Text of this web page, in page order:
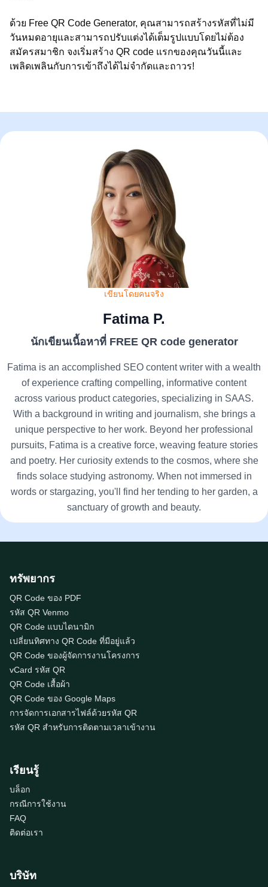
ด้วย Free QR Code Generator, คุณสามารถสร้างรหัสที่ไม่มี
วันหมดอายุและสามารถปรับแต่งได้เต็มรูปแบบโดยไม่ต้อง
สมัครสมาชิก จงเริ่มสร้าง QR code แรกของคุณวันนี้และ
เพลิดเพลินกับการเข้าถึงได้ไม่จำกัดและถาวร!
เขียนโดยคนจริง
Fatima P.
นักเขียนเนื้อหาที่ FREE QR code generator
Fatima is an accomplished SEO content writer with a wealth
of experience crafting compelling, informative content
across various product categories, specializing in SAAS.
With a background in writing and journalism, she brings a
unique perspective to her work. Beyond her professional
pursuits, Fatima is a creative force, weaving feature stories
and poetry. Her curiosity extends to the cosmos, where she
finds solace studying astronomy. When not immersed in
words or stargazing, you'll find her tending to her garden, a
sanctuary of growth and beauty.
ทรัพยากร
QR Code ของ PDF
รหัส QR Venmo
QR Code แบบไดนามิก
เปลี่ยนทิศทาง QR Code ที่มีอยู่แล้ว
QR Code ของผู้จัดการงานโครงการ
vCard รหัส QR
QR Code เสื้อผ้า
QR Code ของ Google Maps
การจัดการเอกสารไฟล์ด้วยรหัส QR
รหัส QR สำหรับการติดตามเวลาเข้างาน
เรียนรู้
บล็อก
กรณีการใช้งาน
FAQ
ติดต่อเรา
บริษัท